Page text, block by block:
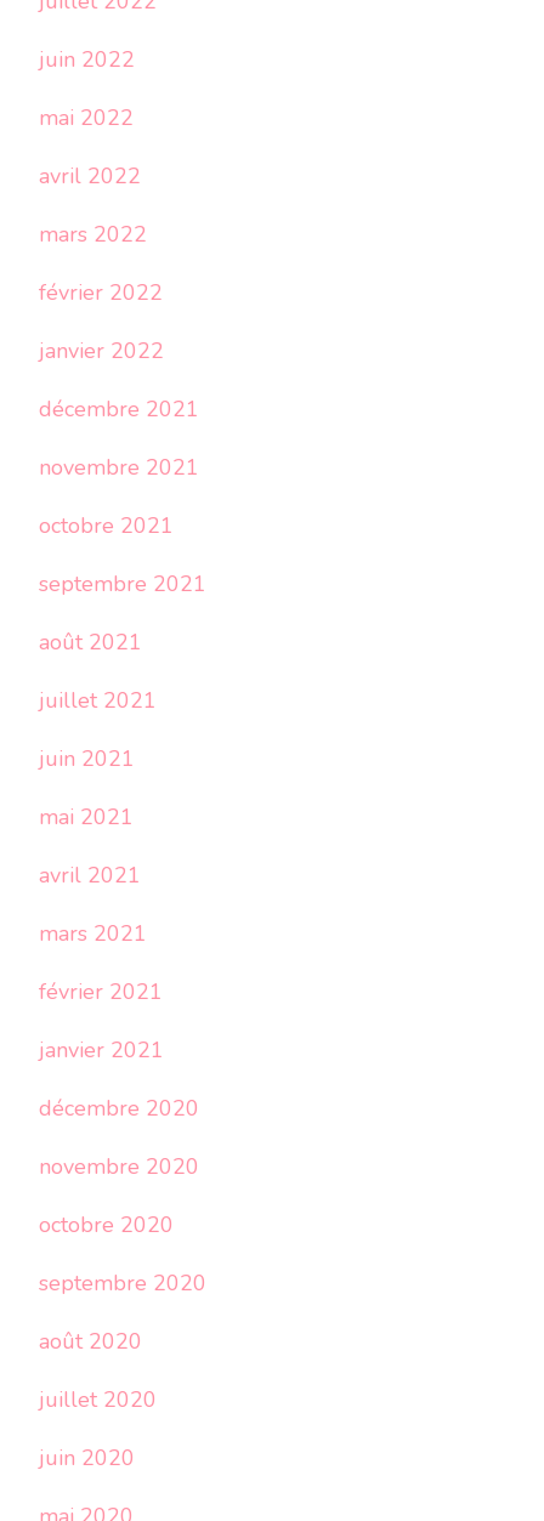
juin 2022
mai 2022
avril 2022
mars 2022
février 2022
janvier 2022
décembre 2021
novembre 2021
octobre 2021
septembre 2021
août 2021
juillet 2021
juin 2021
mai 2021
avril 2021
mars 2021
février 2021
janvier 2021
décembre 2020
novembre 2020
octobre 2020
septembre 2020
août 2020
juillet 2020
juin 2020